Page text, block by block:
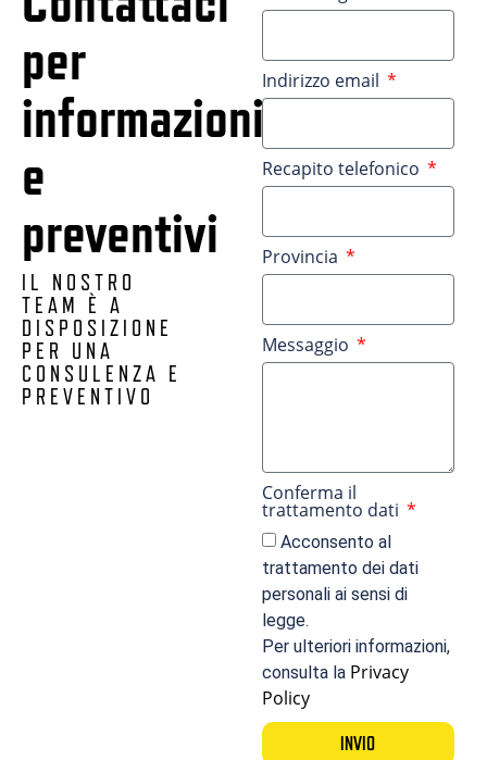
per
informazioni
e
preventivi
IL NOSTRO
TEAM È A
DISPOSIZIONE
PER UNA
CONSULENZA E
PREVENTIVO
Indirizzo email
Recapito telefonico
Provincia
Messaggio
Conferma il
trattamento dati
Acconsento al
trattamento dei dati
personali ai sensi di
legge.
Per ulteriori informazioni,
consulta la Privacy
Policy
INVIO